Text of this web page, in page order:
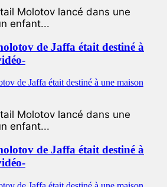
Molotov lancé dans une
enfant...
de Jaffa était destiné à
Molotov lancé dans une
enfant...
de Jaffa était destiné à